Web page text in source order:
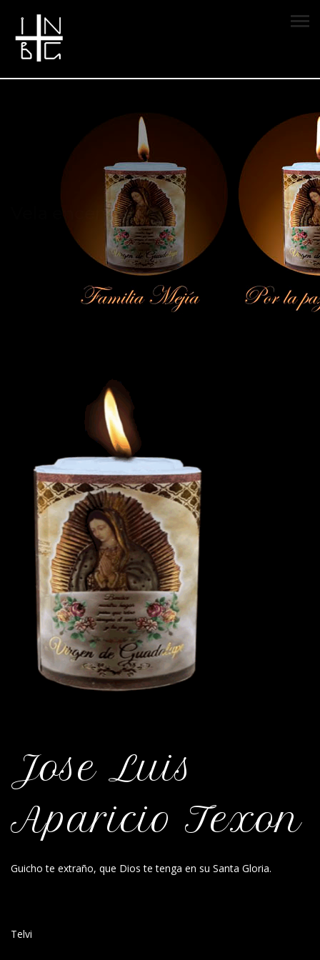
Vela encendida
Jose Luis
Aparicio Texon
Guicho te extraño, que Dios te tenga en su Santa Gloria.
Telvi